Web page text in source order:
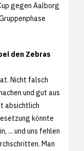
gegen Aalborg
den Zebras
Nicht falsch
und gut aus
absichtlich
könnte
... und uns fehlen
Man